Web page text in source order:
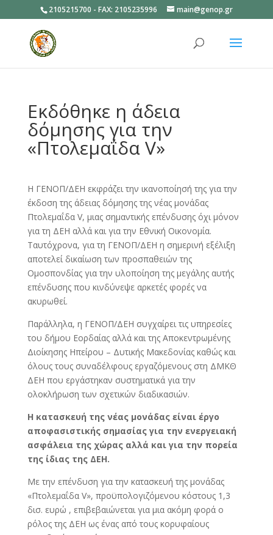
2105215700 - FAX: 2105235996 main@genop.gr
Εκδόθηκε η άδεια
δόμησης για την
«Πτολεμαΐδα V»
Η ΓΕΝΟΠ/ΔΕΗ εκφράζει την ικανοποίησή της για την
έκδοση της άδειας δόμησης της νέας μονάδας
Πτολεμαΐδα V, μιας σημαντικής επένδυσης όχι μόνον
για τη ΔΕΗ αλλά και για την Εθνική Οικονομία.
Ταυτόχρονα, για τη ΓΕΝΟΠ/ΔΕΗ η σημερινή εξέλιξη
αποτελεί δικαίωση των προσπαθειών της
Ομοσπονδίας για την υλοποίηση της μεγάλης αυτής
επένδυσης που κινδύνεψε αρκετές φορές να
ακυρωθεί.
Παράλληλα, η ΓΕΝΟΠ/ΔΕΗ συγχαίρει τις υπηρεσίες
του δήμου Εορδαίας αλλά και της Αποκεντρωμένης
Διοίκησης Ηπείρου – Δυτικής Μακεδονίας καθώς και
όλους τους συναδέλφους εργαζόμενους στη ΔΜΚΘ
ΔΕΗ που εργάστηκαν συστηματικά για την
ολοκλήρωση των σχετικών διαδικασιών.
Η κατασκευή της νέας μονάδας είναι έργο
αποφασιστικής σημασίας για την ενεργειακή
ασφάλεια της χώρας αλλά και για την πορεία
της ίδιας της ΔΕΗ.
Με την επένδυση για την κατασκευή της μονάδας
«Πτολεμαΐδα V», προϋπολογιζόμενου κόστους 1,3
δισ. ευρώ , επιβεβαιώνεται για μια ακόμη φορά ο
ρόλος της ΔΕΗ ως ένας από τους κορυφαίους